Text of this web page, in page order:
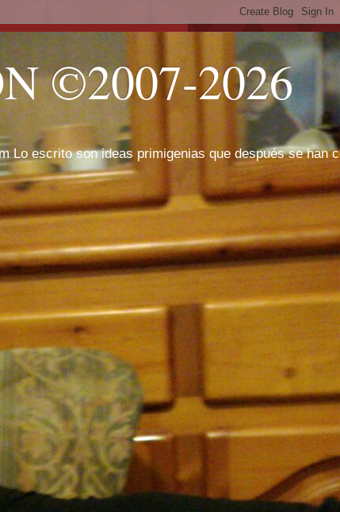
©2007-2026
Lo escrito son ideas primigenias que después se han